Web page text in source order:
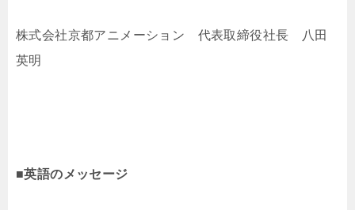
株式会社京都アニメーション 代表取締役社長 八田
英明
■英語のメッセージ